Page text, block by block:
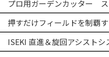
プロ用ガーデンカッター